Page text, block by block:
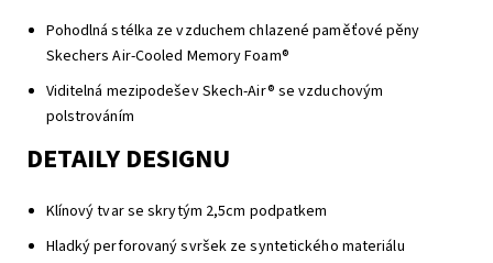
Pohodlná stélka ze vzduchem chlazené paměťové pěny
Skechers Air-Cooled Memory Foam®
Viditelná mezipodešev Skech-Air® se vzduchovým
polstrováním
DETAILY DESIGNU
Klínový tvar se skrytým 2,5cm podpatkem
Hladký perforovaný svršek ze syntetického materiálu